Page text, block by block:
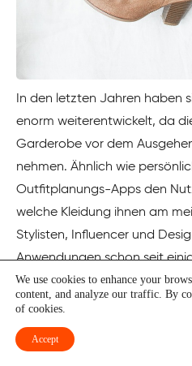
In den letzten Jahren haben
enorm weiterentwickelt, da
Garderobe vor dem
nehmen. Ähnlich wie
Outfitplanungs-Apps den
welche Kleidung ihnen am
Stylisten, Influencer und
Anwendungen schon seit
Um Sie bei der Organisation
unterstützen, können Sie mit
häufig Ensembles
We use cookies to enhance your
content, and analyze our traffic. By
of cookies.
Accept